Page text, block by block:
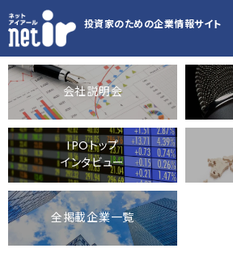
投資家のための企業情報サイト
会社説明会
IPOトップ
インタビュー
全掲載企業一覧